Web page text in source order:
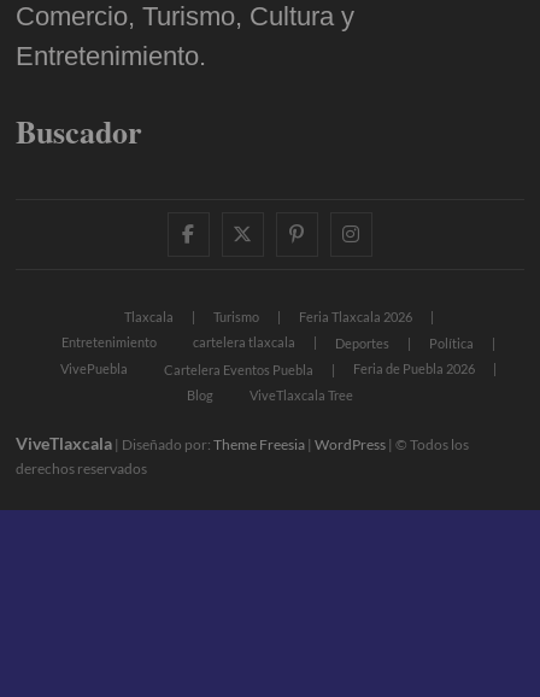
Comercio, Turismo, Cultura y
Entretenimiento.
Buscador
facebooktwitter
pinterestinstagram
Tlaxcala Turismo
Feria Tlaxcala 2026
Entretenimiento
cartelera tlaxcala Deportes
Política
VivePuebla
Cartelera Eventos Puebla
Feria de Puebla 2026
Blog
ViveTlaxcala Tree
ViveTlaxcala | Diseñado por:Theme Freesia |WordPress | © Todos los
derechos reservados